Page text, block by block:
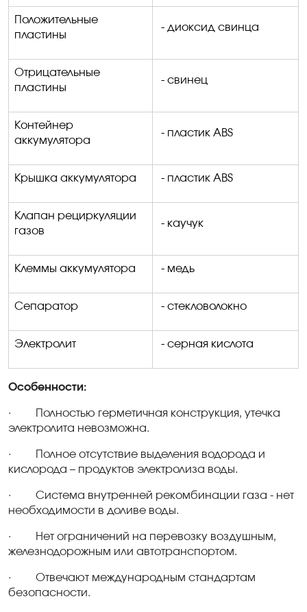
Положительные
пластины
- диоксид свинца
Отрицательные
пластины
- свинец
Контейнер
аккумулятора
- пластик ABS
Крышка аккумулятора - пластик ABS
Клапан рециркуляции
газов
- каучук
Клеммы аккумулятора - медь
Сепаратор - стекловолокно
Электролит - серная кислота
Особенности:
·
Полностью герметичная конструкция, утечка
электролита невозможна.
·
Полное отсутствие выделения водорода и
кислорода – продуктов электролиза воды.
·
Система внутренней рекомбинации газа - нет
необходимости в доливе воды.
·
Нет ограничений на перевозку воздушным,
железнодорожным или автотранспортом.
·
Отвечают международным стандартам
безопасности.